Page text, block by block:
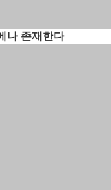
나 존재한다